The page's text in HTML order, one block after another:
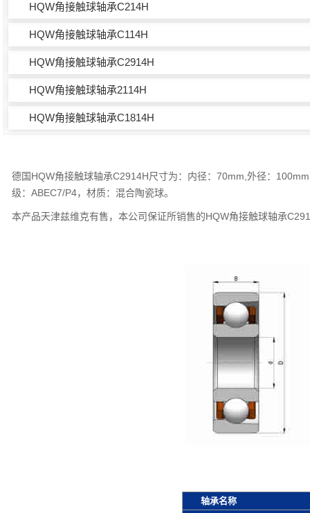
HQW角接触球轴承C214H
HQW角接触球轴承C114H
HQW角接触球轴承C2914H
HQW角接触球轴承2114H
HQW角接触球轴承C1814H
德国HQW角接触球轴承C2914H尺寸为：内径：70mm,外径：
级：ABEC7/P4，材质：混合陶瓷球。
本产品天津兹维克有售，本公司保证所销售的HQW角接触球轴承
轴承名称